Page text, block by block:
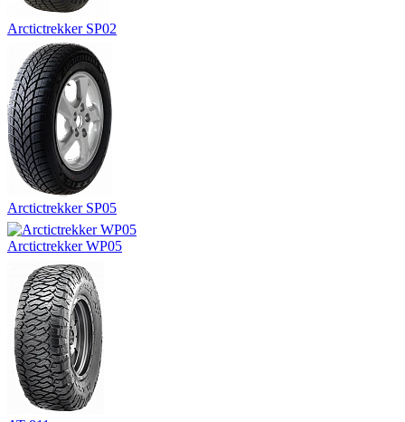
Arctictrekker SP02
Arctictrekker SP05
Arctictrekker WP05